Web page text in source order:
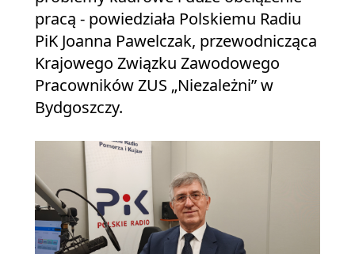
pracą - powiedziała Polskiemu Radiu
PiK Joanna Pawelczak, przewodnicząca
Krajowego Związku Zawodowego
Pracowników ZUS „Niezależni” w
Bydgoszczy.